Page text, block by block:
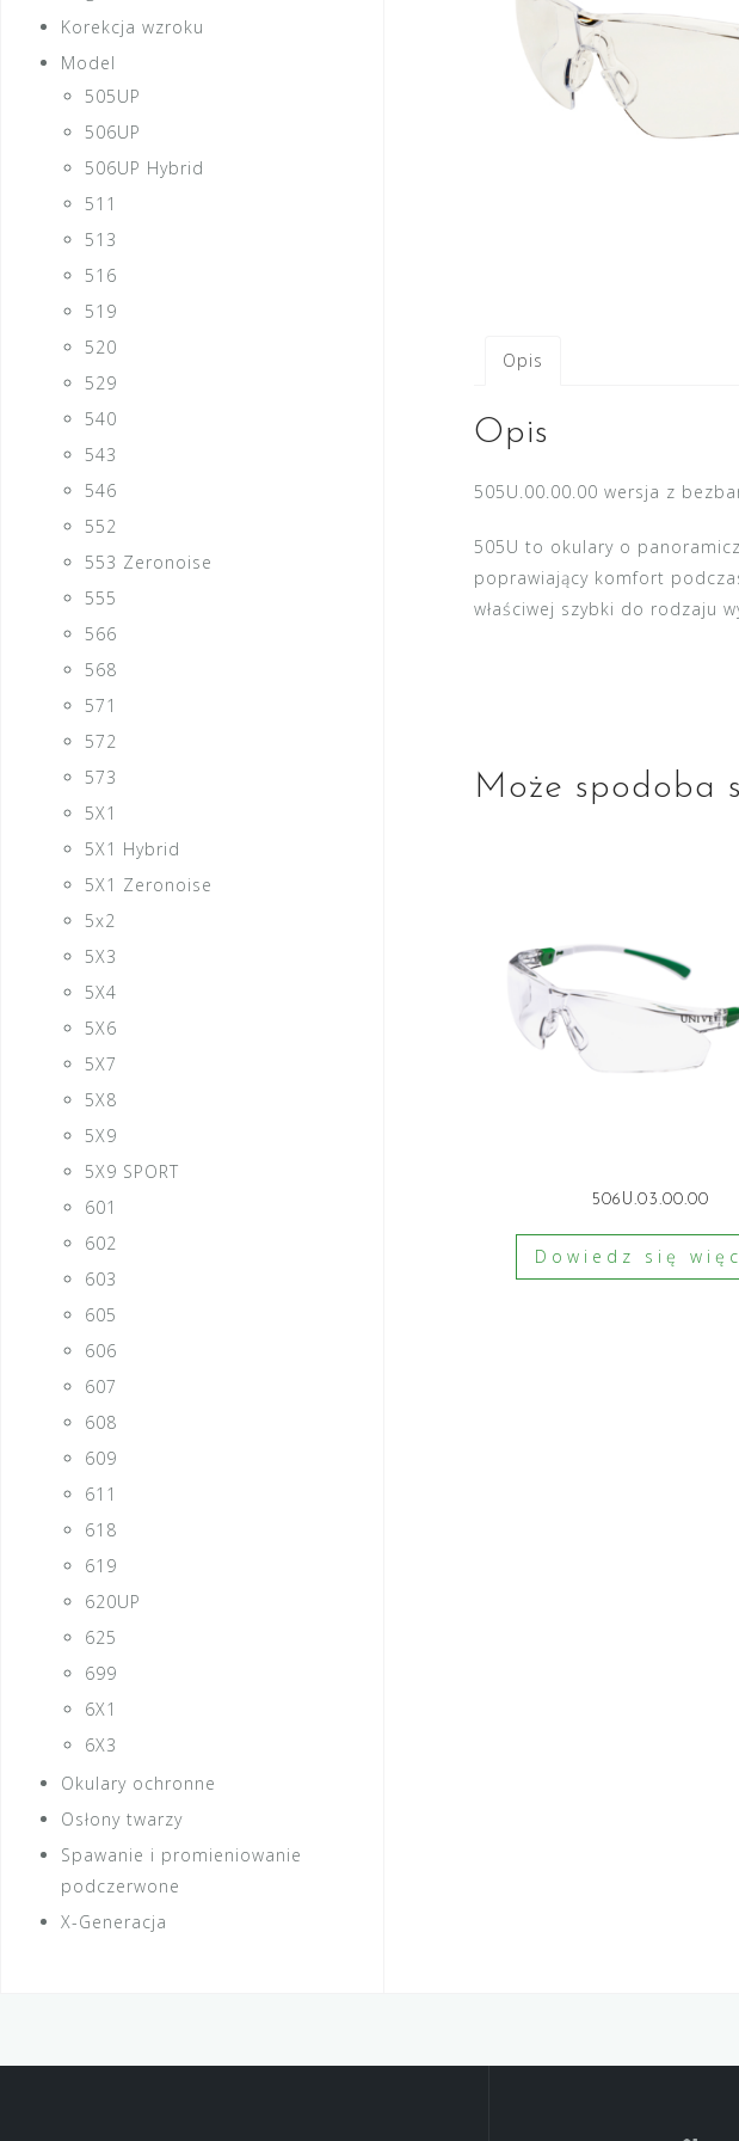
Opis
Opis
505U.00.00.00 wersja z
505U to okulary o
poprawiający komfort
właściwej szybki do rodzaju
Może spodoba
506U.03.00.00
Dowiedz się
Korekcja wzroku
Model
505UP
506UP
506UP Hybrid
511
513
516
519
520
529
540
543
546
552
553 Zeronoise
555
566
568
571
572
573
5X1
5X1 Hybrid
5X1 Zeronoise
5x2
5X3
5X4
5X6
5X7
5X8
5X9
5X9 SPORT
601
602
603
605
606
607
608
609
611
618
619
620UP
625
699
6X1
6X3
Okulary ochronne
Osłony twarzy
Spawanie i promieniowanie
podczerwone
X-Generacja